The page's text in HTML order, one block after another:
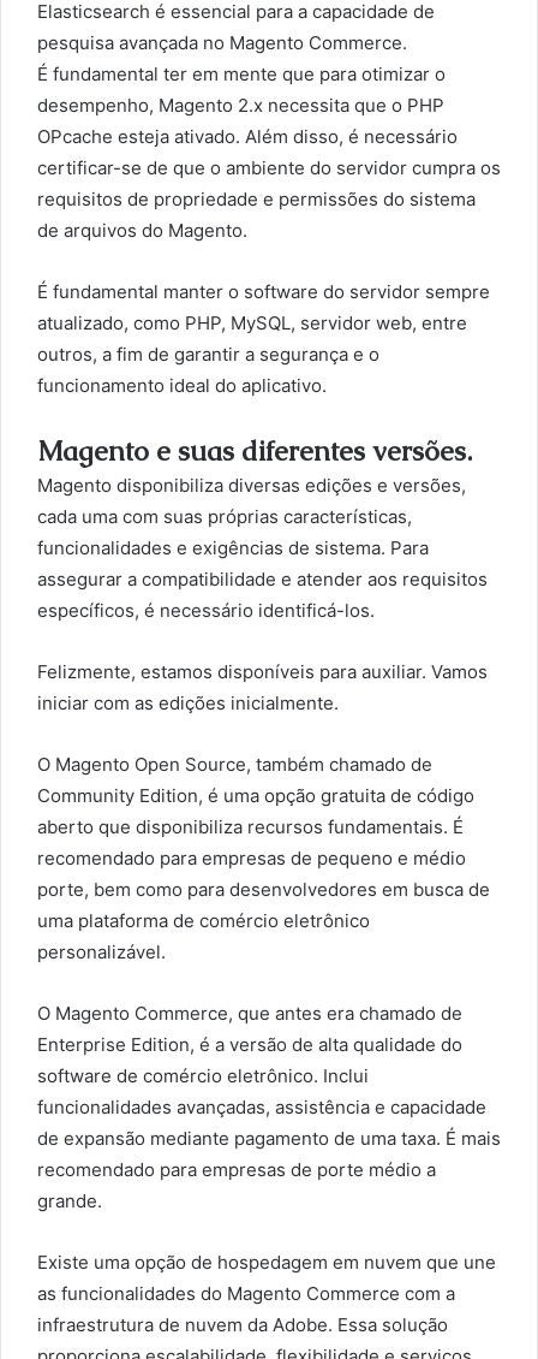
Elasticsearch é essencial para a capacidade de
pesquisa avançada no Magento Commerce.
É fundamental ter em mente que para otimizar o
desempenho, Magento 2.x necessita que o PHP
OPcache esteja ativado. Além disso, é necessário
certificar-se de que o ambiente do servidor cumpra os
requisitos de propriedade e permissões do sistema
de arquivos do Magento.
É fundamental manter o software do servidor sempre
atualizado, como PHP, MySQL, servidor web, entre
outros, a fim de garantir a segurança e o
funcionamento ideal do aplicativo.
Magento e suas diferentes versões.
Magento disponibiliza diversas edições e versões,
cada uma com suas próprias características,
funcionalidades e exigências de sistema. Para
assegurar a compatibilidade e atender aos requisitos
específicos, é necessário identificá-los.
Felizmente, estamos disponíveis para auxiliar. Vamos
iniciar com as edições inicialmente.
O Magento Open Source, também chamado de
Community Edition, é uma opção gratuita de código
aberto que disponibiliza recursos fundamentais. É
recomendado para empresas de pequeno e médio
porte, bem como para desenvolvedores em busca de
uma plataforma de comércio eletrônico
personalizável.
O Magento Commerce, que antes era chamado de
Enterprise Edition, é a versão de alta qualidade do
software de comércio eletrônico. Inclui
funcionalidades avançadas, assistência e capacidade
de expansão mediante pagamento de uma taxa. É mais
recomendado para empresas de porte médio a
grande.
Existe uma opção de hospedagem em nuvem que une
as funcionalidades do Magento Commerce com a
infraestrutura de nuvem da Adobe. Essa solução